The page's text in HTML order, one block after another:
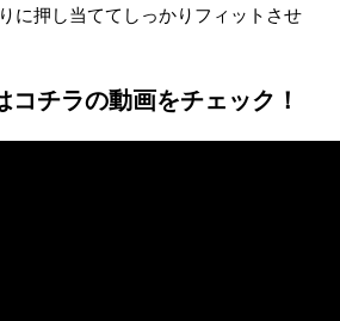
に押し当ててしっかりフィットさせ
コチラの動画をチェック！